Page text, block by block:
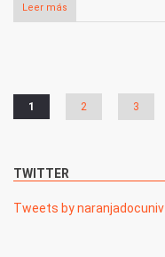
Leer más
Páginas
1 2 3
TWITTER
Tweets by naranjadocuniv